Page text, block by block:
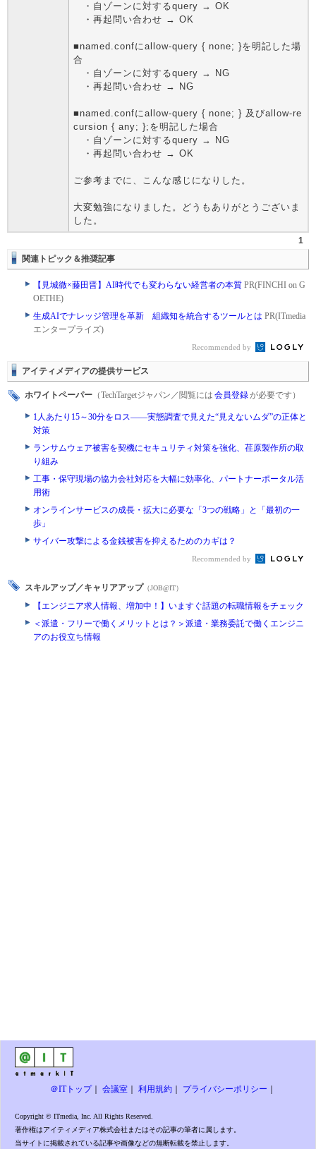
・自ゾーンに対するquery → OK
・再起問い合わせ → OK
■named.confにallow-query { none; }を明記した場
合
・自ゾーンに対するquery → NG
・再起問い合わせ → NG
■named.confにallow-query { none; } 及びallow-re
cursion { any; };を明記した場合
・自ゾーンに対するquery → NG
・再起問い合わせ → OK
ご参考までに、こんな感じになりした。
大変勉強になりました。どうもありがとうございま
した。
1
関連トピック＆推奨記事
【見城徹×藤田晋】AI時代でも変わらない経営者の本質 PR(FINCHI on G
OETHE)
生成AIでナレッジ管理を革新 組織知を統合するツールとは PR(ITmedia
エンタープライズ)
Recommended by
アイティメディアの提供サービス
ホワイトペーパー （TechTargetジャパン／閲覧には 会員登録が必要です）
1人あたり15～30分をロス――実態調査で見えた“見えないムダ”の正体と
対策
ランサムウェア被害を契機にセキュリティ対策を強化、荏原製作所の取
り組み
工事・保守現場の協力会社対応を大幅に効率化、パートナーポータル活
用術
オンラインサービスの成長・拡大に必要な「3つの戦略」と「最初の一
歩」
サイバー攻撃による金銭被害を抑えるためのカギは？
Recommended by
スキルアップ／キャリアアップ （JOB@IT）
【エンジニア求人情報、増加中！】いますぐ話題の転職情報をチェック
＜派遣・フリーで働くメリットとは？＞派遣・業務委託で働くエンジニ
アのお役立ち情報
＠ITトップ｜ 会議室 利用規約 プライバシーポリシー
Copyright © ITmedia, Inc. All Rights Reserved.
著作権はアイティメディア株式会社またはその記事の筆者に属します。
当サイトに掲載されている記事や画像などの無断転載を禁止します。